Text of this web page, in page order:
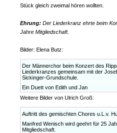
Stück gleich zweimal hören wollten.
Ehrung: Der Liederkranz ehrte beim
Jahre Mitgliedschaft.
Bilder: Elena Butz:
Der Männerchor beim Konzert des
Liederkranzes gemeinsam mit der
Sickinger-Grundschule.
Ein Duett von Edith und Jan
Weitere Bilder von Ulrich Groß:
Auftritt des gemischten Chores u.L.v.
Manfred Wenisch wird geehrt für 25
Mitgliedschaft.